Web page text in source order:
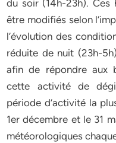
du soir (14h-23h). Ces
être modifiés selon
l’évolution des
réduite de nuit (23h-
afin de répondre aux
cette activité de
période d’activité la
1er décembre et le 31
météorologiques